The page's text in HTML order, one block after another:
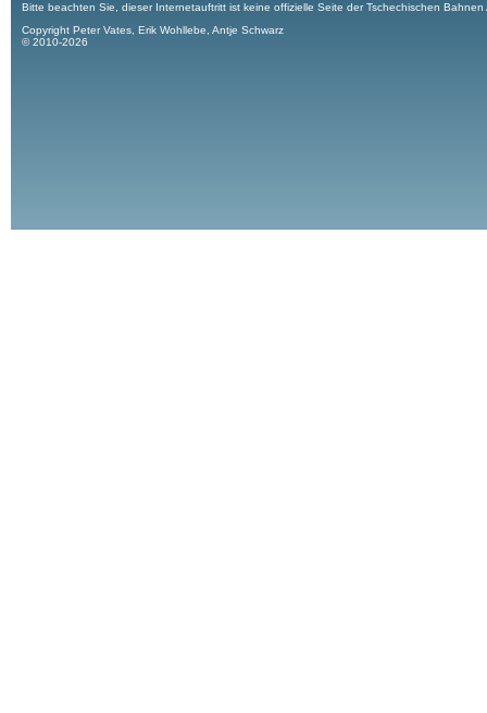
Bitte beachten Sie, dieser Internetauftritt ist keine offizielle Seite der Tschechischen
Copyright Peter Vates, Erik Wohllebe, Antje Schwarz
© 2010-2026